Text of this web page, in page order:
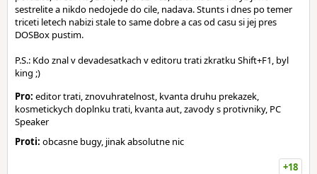
sestrelite a nikdo nedojede do cile, nadava. Stunts i dnes po temer
triceti letech nabizi stale to same dobre a cas od casu si jej pres
DOSBox pustim.
P.S.: Kdo znal v devadesatkach v editoru trati zkratku Shift+F1, byl
king ;)
Pro: editor trati, znovuhratelnost, kvanta druhu prekazek,
kosmetickych doplnku trati, kvanta aut, zavody s protivniky, PC
Speaker
Proti: obcasne bugy, jinak absolutne nic
+18